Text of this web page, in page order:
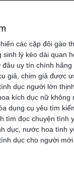
các cặp đôi gào
sinh lý kéo dài quan
uy tín chính hãng
giả, chim giả được
dục người lớn
kích dục nữ
dụng cụ yêu tìm
tìm đọc chuyện tình
dục, nước hoa tình
dục cho người